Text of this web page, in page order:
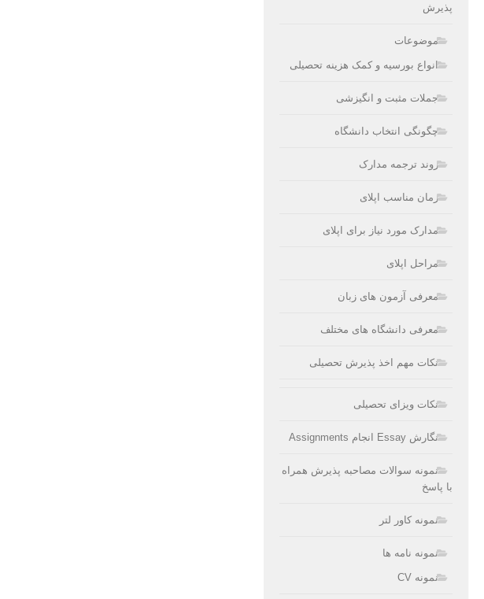
پذیرش
موضوعات
انواع بورسیه و کمک هزینه تحصیلی
جملات مثبت و انگیزشی
چگونگی انتخاب دانشگاه
روند ترجمه مدارک
زمان مناسب اپلای
مدارک مورد نیاز برای اپلای
مراحل اپلای
معرفی آزمون های زبان
معرفی دانشگاه های مختلف
نکات مهم اخذ پذیرش تحصیلی
نکات ویزای تحصیلی
نگارش Essay انجام Assignments
نمونه سوالات مصاحبه پذیرش همراه
با پاسخ
نمونه کاور لتر
نمونه نامه ها
نمونه CV